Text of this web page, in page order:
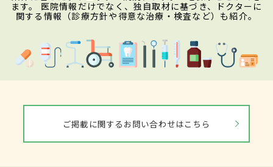
ます。 医院情報だけでなく、独自取材に基づき、ドクターに
関する情報（診療方針や得意な治療・検査など）も紹介。
ご掲載に関するお問い合わせはこちら